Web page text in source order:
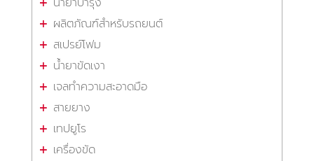
ผลิตภัณฑ์สำหรับรถยนต์
สเปรย์โฟม
น้ำยาขัดเงา
เจลทำความสะอาดมือ
สายยาง
เทปยูโร
เครื่องขัด